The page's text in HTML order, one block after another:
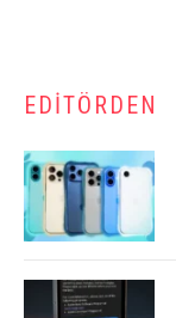
EDITÖRDEN